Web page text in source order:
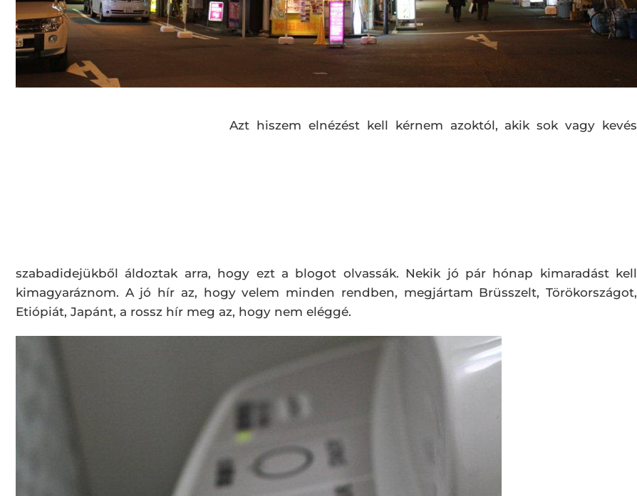
Azt hiszem elnézést kell kérnem azoktól, akik sok vagy kevés
szabadidejükből áldoztak arra, hogy ezt a blogot olvassák. Nekik jó pár hónap kimaradást kell
kimagyaráznom. A jó hír az, hogy velem minden rendben, megjártam Brüsszelt, Törökországot,
Etiópiát, Japánt, a rossz hír meg az, hogy nem eléggé.